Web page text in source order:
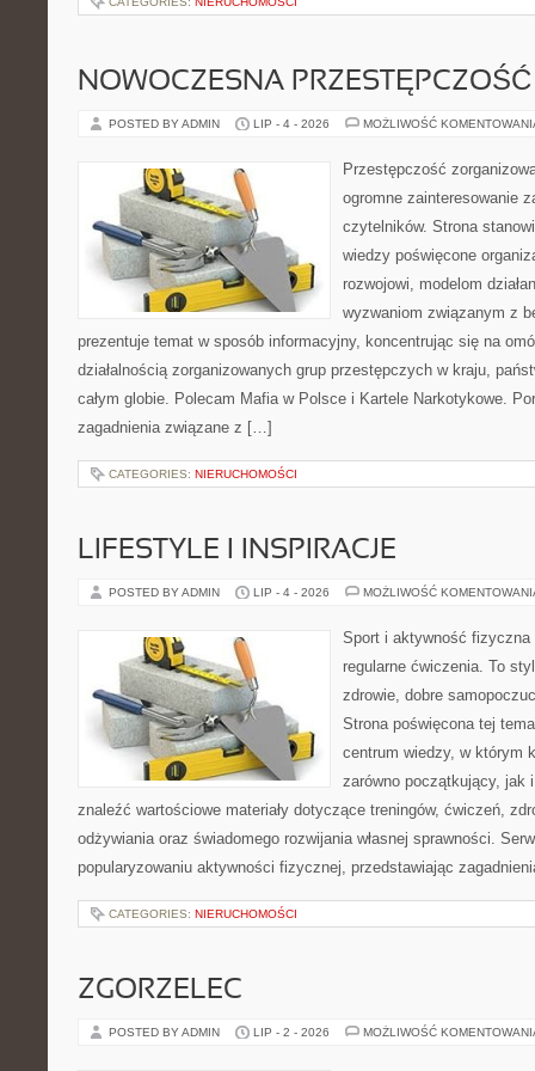
NOWOCZESNA PRZESTĘPCZOŚĆ
POSTED BY ADMIN LIP - 4 - 2026 MOŻLIWOŚĆ
Przestępczość
ogromne zainteresowanie
czytelników. Strona
wiedzy poświęcone
rozwojowi, modelom
wyzwaniom związanym z
prezentuje temat w sposób informacyjny, koncentrując się na
działalnością zorganizowanych grup przestępczych w kraju,
całym globie. Polecam Mafia w Polsce i Kartele Narkotykowe.
zagadnienia związane z […]
CATEGORIES: NIERUCHOMOŚCI
LIFESTYLE I INSPIRACJE
POSTED BY ADMIN LIP - 4 - 2026 MOŻLIWOŚĆ
Sport i aktywność
regularne ćwiczenia. To
zdrowie, dobre
Strona poświęcona tej
centrum wiedzy, w którym
zarówno początkujący, jak
znaleźć wartościowe materiały dotyczące treningów, ćwiczeń,
odżywiania oraz świadomego rozwijania własnej sprawności.
popularyzowaniu aktywności fizycznej, przedstawiając
CATEGORIES: NIERUCHOMOŚCI
ZGORZELEC
POSTED BY ADMIN LIP - 2 - 2026 MOŻLIWOŚĆ